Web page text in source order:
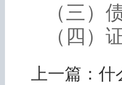
（三）
（四）
上一篇： 什